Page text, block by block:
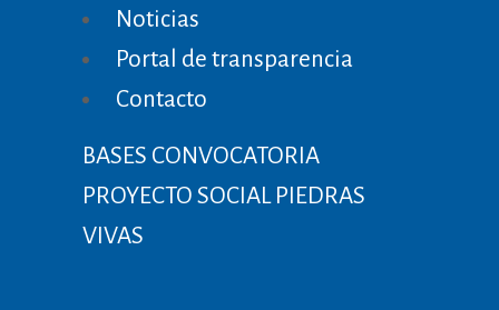
Noticias
Portal de transparencia
Contacto
BASES CONVOCATORIA
PROYECTO SOCIAL PIEDRAS
VIVAS